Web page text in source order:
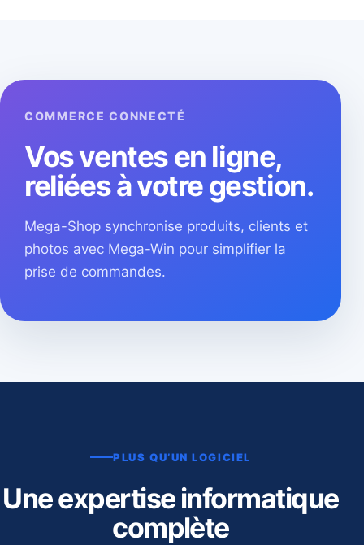
COMMERCE CONNECTÉ
Vos ventes en ligne,
reliées à votre gestion.
Mega-Shop synchronise produits, clients et
photos avec Mega-Win pour simplifier la
prise de commandes.
PLUS QU’UN LOGICIEL
Une expertise informatique
complète